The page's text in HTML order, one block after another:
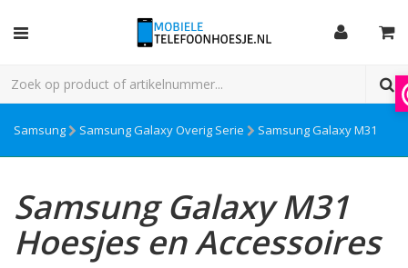
Samsung Samsung Galaxy Overig Serie Samsung Galaxy M31
Samsung Galaxy M31
Hoesjes en Accessoires